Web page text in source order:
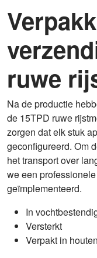
ruwe
Na de productie
de 15TPD ruwe
zorgen dat elk stuk
geconfigureerd. Om
het transport over
we een
geïmplementeerd.
In
Versterkt
Verpakt in